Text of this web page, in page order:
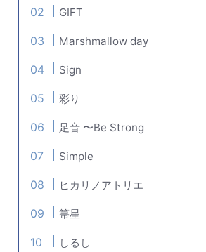
GIFT
Marshmallow day
Sign
彩り
足音 〜Be Strong
Simple
ヒカリノアトリエ
箒星
しるし